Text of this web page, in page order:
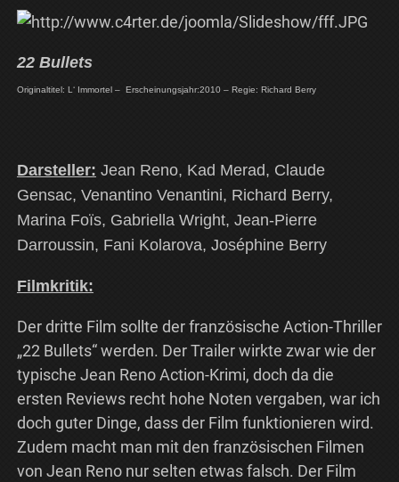
22 Bullets
Originaltitel: L‘ Immortel – Erscheinungsjahr:2010 – Regie: Richard Berry
Darsteller: Jean Reno, Kad Merad, Claude
Gensac, Venantino Venantini, Richard Berry,
Marina Foïs, Gabriella Wright, Jean-Pierre
Darroussin, Fani Kolarova, Joséphine Berry
Filmkritik:
Der dritte Film sollte der französische Action-Thriller
„22 Bullets“ werden. Der Trailer wirkte zwar wie der
typische Jean Reno Action-Krimi, doch da die
ersten Reviews recht hohe Noten vergaben, war ich
doch guter Dinge, dass der Film funktionieren wird.
Zudem macht man mit den französischen Filmen
von Jean Reno nur selten etwas falsch. Der Film